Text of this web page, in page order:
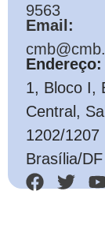
9563
Email:
Endereço:
1, Bloco I,
Central,
1202/1207
Brasília/DF